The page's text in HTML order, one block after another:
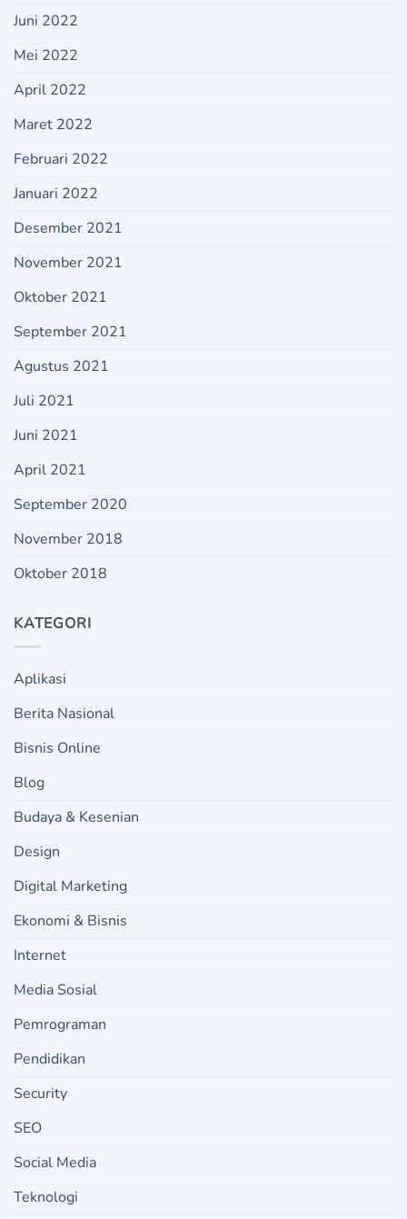
Juni 2022
Mei 2022
April 2022
Maret 2022
Februari 2022
Januari 2022
Desember 2021
November 2021
Oktober 2021
September 2021
Agustus 2021
Juli 2021
Juni 2021
April 2021
September 2020
November 2018
Oktober 2018
KATEGORI
Aplikasi
Berita Nasional
Bisnis Online
Blog
Budaya & Kesenian
Design
Digital Marketing
Ekonomi & Bisnis
Internet
Media Sosial
Pemrograman
Pendidikan
Security
SEO
Social Media
Teknologi